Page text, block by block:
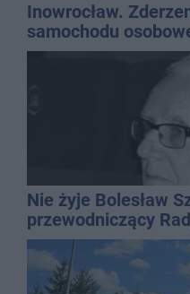
Inowrocław.
samochodu
Nie żyje Bolesław
przewodniczący
dyrektor SP 14